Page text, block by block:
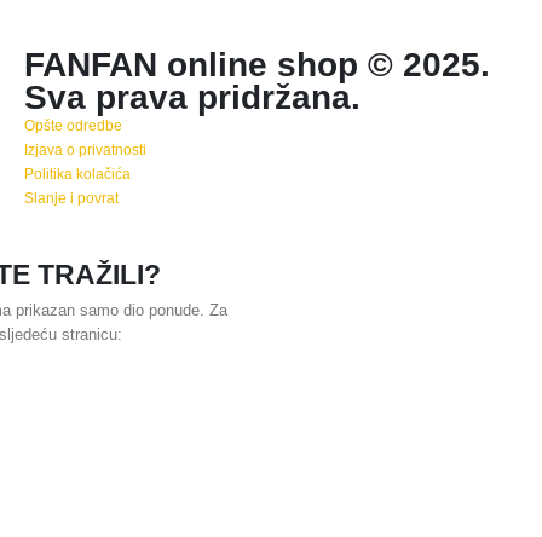
FANFAN online shop © 2025.
Sva prava pridržana.
Opšte odredbe
Izjava o privatnosti
Politika kolačića
Slanje i povrat
TRAŽILI?
prikazan samo dio ponude. Za
stranicu: